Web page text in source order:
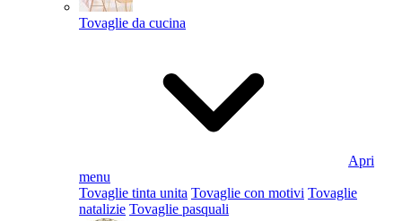
Tovaglie da cucina
Apri
menu
Tovaglie tinta unita Tovaglie con motivi Tovaglie
natalizie Tovaglie pasquali